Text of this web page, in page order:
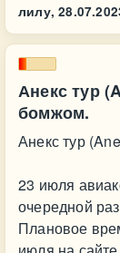
лилу,
Анекс тур
бомжом.
Анекс тур
23 июля
очередной
Плановое